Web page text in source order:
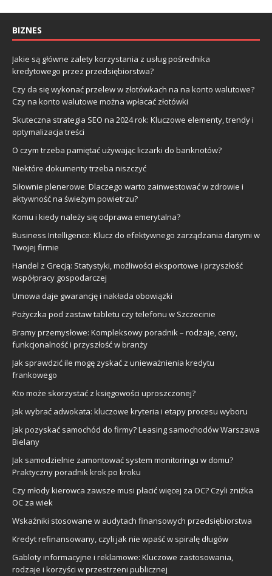
BIZNES
Jakie są główne zalety korzystania z usług pośrednika
kredytowego przez przedsiębiorstwa?
Czy da się wykonać przelew w złotówkach na na konto walutowe?
Czy na konto walutowe można wpłacać złotówki
Skuteczna strategia SEO na 2024 rok: Kluczowe elementy, trendy i
optymalizacja treści
O czym trzeba pamiętać używając liczarki do banknotów?
Niektóre dokumenty trzeba niszczyć
Siłownie plenerowe: Dlaczego warto zainwestować w zdrowie i
aktywność na świeżym powietrzu?
Komu i kiedy należy się odprawa emerytalna?
Business Intelligence: Klucz do efektywnego zarządzania danymi w
Twojej firmie
Handel z Grecją: Statystyki, możliwości eksportowe i przyszłość
współpracy gospodarczej
Umowa daje gwarancję i nakłada obowiązki
Pożyczka pod zastaw tabletu czy telefonu w Szczecinie
Bramy przemysłowe: Kompleksowy poradnik – rodzaje, ceny,
funkcjonalność i przyszłość w branży
Jak sprawdzić ile mogę zyskać z unieważnienia kredytu
frankowego
Kto może skorzystać z księgowości uproszczonej?
Jak wybrać adwokata: kluczowe kryteria i etapy procesu wyboru
Jak pozyskać samochód do firmy? Leasing samochodów Warszawa
Bielany
Jak samodzielnie zamontować system monitoringu w domu?
Praktyczny poradnik krok po kroku
Czy młody kierowca zawsze musi płacić więcej za OC? Czyli zniżka
OC za wiek
Wskaźniki stosowane w audytach finansowych przedsiębiorstwa
Kredyt refinansowany, czyli jak nie wpaść w spiralę długów
Gabloty informacyjne i reklamowe: Kluczowe zastosowania,
rodzaje i korzyści w przestrzeni publicznej